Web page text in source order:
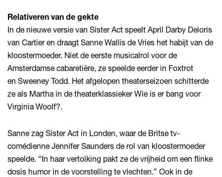
Relativeren van de gekte
In de nieuwe versie van Sister Act speelt April Darby Deloris
van Cartier en draagt Sanne Wallis de Vries het habijt van de
kloostermoeder. Niet de eerste musicalrol voor de
Amsterdamse cabaretière, ze speelde eerder in Foxtrot
en Sweeney Todd. Het afgelopen theaterseizoen schitterde
ze als Martha in de theaterklassieker Wie is er bang voor
Virginia Woolf?.
Sanne zag Sister Act in Londen, waar de Britse tv-
comédienne Jennifer Saunders de rol van kloostermoeder
speelde. “In haar vertolking pakt ze de vrijheid om een flinke
dosis humor in de voorstelling te vlechten.” Ook in de